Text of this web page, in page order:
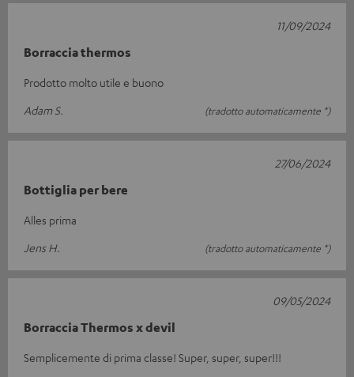
Borraccia thermos
Prodotto molto utile e buono
Adam S.
(tradotto automaticamente *)
11/09/2024
Bottiglia per bere
Alles prima
Jens H.
(tradotto automaticamente *)
27/06/2024
Borraccia Thermos x devil
Semplicemente di prima classe! Super, super, super!!!
09/05/2024